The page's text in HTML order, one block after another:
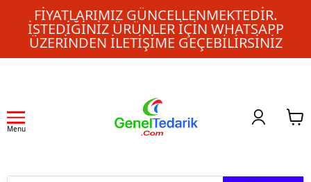
FIYATLARIMIZ GÜNCELLENMEKTEDIR.
İSTEDIĞINIZ ÜRÜNLER IÇIN WHATSAPP
ÜZERINDEN ILETIŞIME GEÇEBILIRSINIZ
Menu